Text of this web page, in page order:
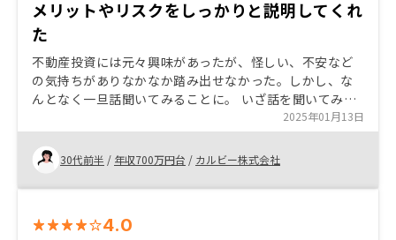
メリットやリスクをしっかりと説明してくれ
た
不動産投資には元々興味があったが、怪しい、不安など
の気持ちがありなかなか踏み出せなかった。しかし、な
んとなく一旦話聞いてみることに。 いざ話を聞いてみる
と、自分にとってはメリットの方が大きく感じ、リスク
も許容できる範囲であったため購入を決めた。
2025年01月13日
30代前半 / 年収700万円台 / カルビー株式会社
4.0